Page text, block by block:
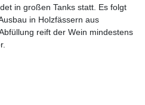
in großen Tanks statt. Es folgt
in Holzfässern aus
reift der Wein mindestens